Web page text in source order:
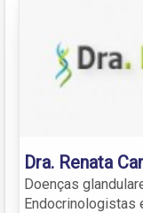
Dra. Renata
Doenças
Endocrinologistas